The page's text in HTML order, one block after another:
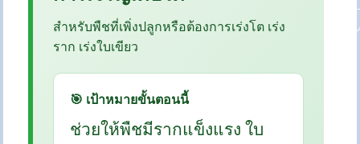
สำหรับพืชที่เพิ่งปลูกหรือต้องการเร่งโต เร่ง
ราก เร่งใบเขียว
🎯 เป้าหมายขั้นตอนนี้
ช่วยให้พืชมีรากแข็งแรง ใบ